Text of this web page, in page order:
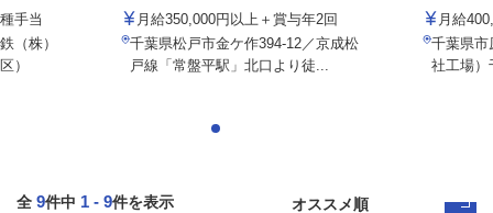
手当
（株）
）
月給350,000円以上＋賞与年2回
千葉県松戸市金ケ作394-12／京成松
戸線「常盤平駅」北口より徒...
月給
千葉県市
社工場）
全 9件中 1 - 9件を表示